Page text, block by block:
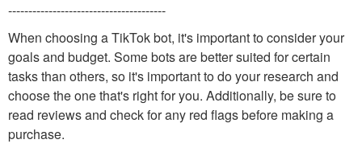
---------------------------------------
When choosing a TikTok bot, it's important to consider your
goals and budget. Some bots are better suited for certain
tasks than others, so it's important to do your research and
choose the one that's right for you. Additionally, be sure to
read reviews and check for any red flags before making a
purchase.